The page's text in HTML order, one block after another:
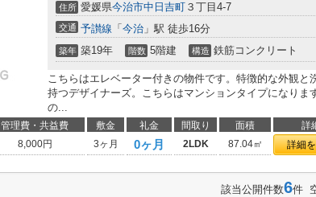
住所 愛媛県今治市中日吉町 ３丁目4-7
交通 予讃線 「 今治 」駅 徒歩16分
築年 築19年 階数 5階建 構造 鉄筋コンクリート
こちらはエレベーター付きの物件です。特徴的な外観と
持つデザイナーズ。こちらはマンションタイプになりま
の...
管理費・共益費 敷金 礼金 間取り 面積 詳
8,000円 3ヶ月 0ヶ月 2LDK 87.04㎡ 詳細
該当公開件数6件